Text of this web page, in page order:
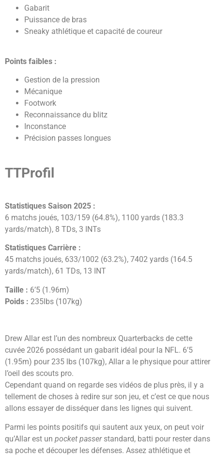
Gabarit
Puissance de bras
Sneaky athlétique et capacité de coureur
Points faibles :
Gestion de la pression
Mécanique
Footwork
Reconnaissance du blitz
Inconstance
Précision passes longues
TTProfil
Statistiques Saison 2025 :
6 matchs joués, 103/159 (64.8%), 1100 yards (183.3
yards/match), 8 TDs, 3 INTs
Statistiques Carrière :
45 matchs joués, 633/1002 (63.2%), 7402 yards (164.5
yards/match), 61 TDs, 13 INT
Taille : 6’5 (1.96m)
Poids : 235lbs (107kg)
Drew Allar est l’un des nombreux Quarterbacks de cette
cuvée 2026 possédant un gabarit idéal pour la NFL. 6’5
(1.95m) pour 235 lbs (107kg), Allar a le physique pour attirer
l’oeil des scouts pro.
Cependant quand on regarde ses vidéos de plus près, il y a
tellement de choses à redire sur son jeu, et c’est ce que nous
allons essayer de disséquer dans les lignes qui suivent.
Parmi les points positifs qui sautent aux yeux, on peut voir
qu’Allar est un pocket passerstandard, batti pour rester dans
sa poche et découper les défenses. Assez athlétique et